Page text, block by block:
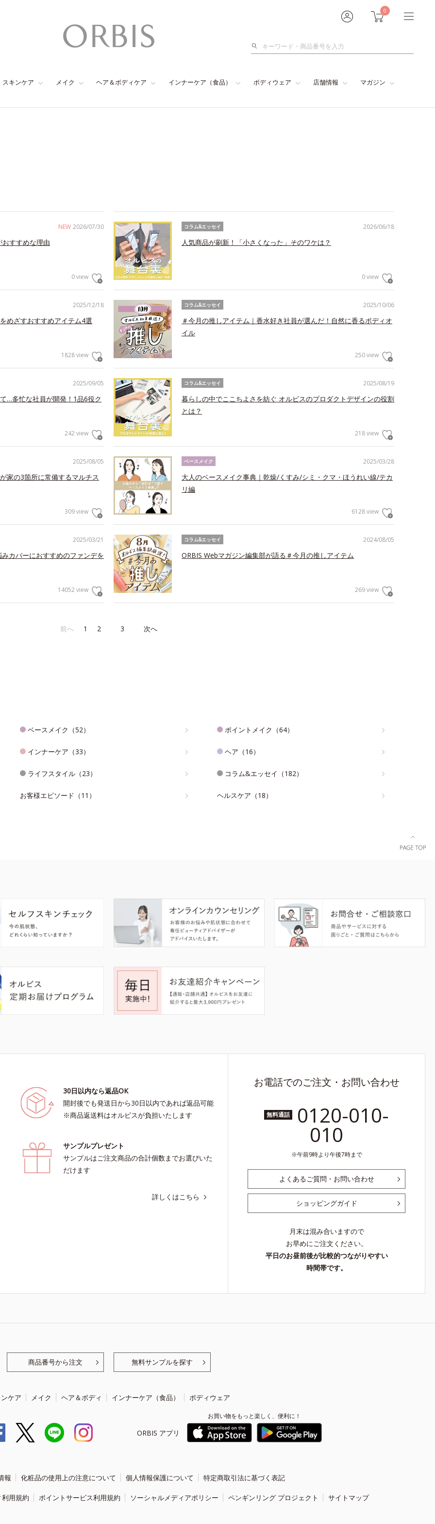
0
検
スキンケア メイク ヘア＆ボディケア インナーケア（食品） ボディウェア 店舗情報 マガジン
NEW 2026/07/30
すすめな理由
0 view
2026/06/18
コラム&エッセイ
人気商品が刷新！「小さくなった」そのワケは？
0 view
2025/12/18
めざすおすすめアイテム4選
1828 view
2025/10/06
コラム&エッセイ
＃今月の推しアイテム｜香水好き社員が選んだ！自然に香るボディオ
イル
250 view
2025/09/05
…多忙な社員が開発！1品6役ク
242 view
2025/08/19
コラム&エッセイ
暮らしの中でここちよさを紡ぐ オルビスのプロダクトデザインの役割
とは？
218 view
2025/08/05
家の3箇所に常備するマルチス
309 view
2025/03/28
ベースメイク
大人のベースメイク事典｜乾燥/くすみ/シミ・クマ・ほうれい線/テカ
リ編
6128 view
2025/03/21
カバーにおすすめのファンデを
14052 view
2024/08/05
コラム&エッセイ
ORBIS Webマガジン編集部が語る＃今月の推しアイテム
269 view
前へ 1 2 3 次へ
ベースメイク（52） ポイントメイク（64）
インナーケア（33） ヘア（16）
ライフスタイル（23） コラム&エッセイ（182）
お客様エピソード（11） ヘルスケア（18）
30日以内なら返品OK
開封後でも発送日から30日以内であれば返品可能
※商品返送料はオルビスが負担いたします
サンプルプレゼント
サンプルはご注文商品の合計個数までお選びいた
だけます
詳しくはこちら
お電話でのご注文・お問い合わせ
無料通話 0120-010-
010
午前9時より午後7時まで
よくあるご質問・お問い合わせ
ショッピングガイド
月末は混み合いますので
お早めにご注文ください。
平日のお昼前後が比較的つながりやすい
時間帯です。
商品番号から注文 無料サンプルを探す
ケア メイク ヘア＆ボディ インナーケア（食品） ボディウェア
ORBIS アプリ
お買い物をもっと楽しく、便利に！
報 化粧品の使用上の注意について 個人情報保護について 特定商取引法に基づく表記
用規約 ポイントサービス利用規約 ソーシャルメディアポリシー ペンギンリング プロジェクト サイトマップ